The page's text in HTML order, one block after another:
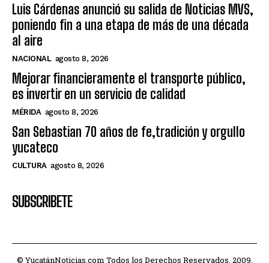
Luis Cárdenas anunció su salida de Noticias MVS,
poniendo fin a una etapa de más de una década
al aire
NACIONAL agosto 8, 2026
Mejorar financieramente el transporte público,
es invertir en un servicio de calidad
MÉRIDA agosto 8, 2026
San Sebastian 70 años de fe,tradición y orgullo
yucateco
CULTURA agosto 8, 2026
SUBSCRIBETE
© YucatánNoticias.com Todos los Derechos Reservados. 2009.